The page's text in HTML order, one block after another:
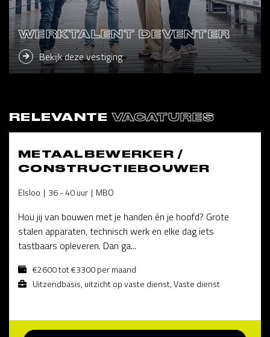
WERKTALENT DEVENTER
Bekijk deze vestiging
RELEVANTEVACATURES
METAALBEWERKER /
CONSTRUCTIEBOUWER
Elsloo 36 - 40 uur MBO
Hou jij van bouwen met je handen én je hoofd? Grote
stalen apparaten, technisch werk en elke dag iets
tastbaars opleveren. Dan ga...
€2600 tot €3300 per maand
Uitzendbasis, uitzicht op vaste dienst, Vaste dienst